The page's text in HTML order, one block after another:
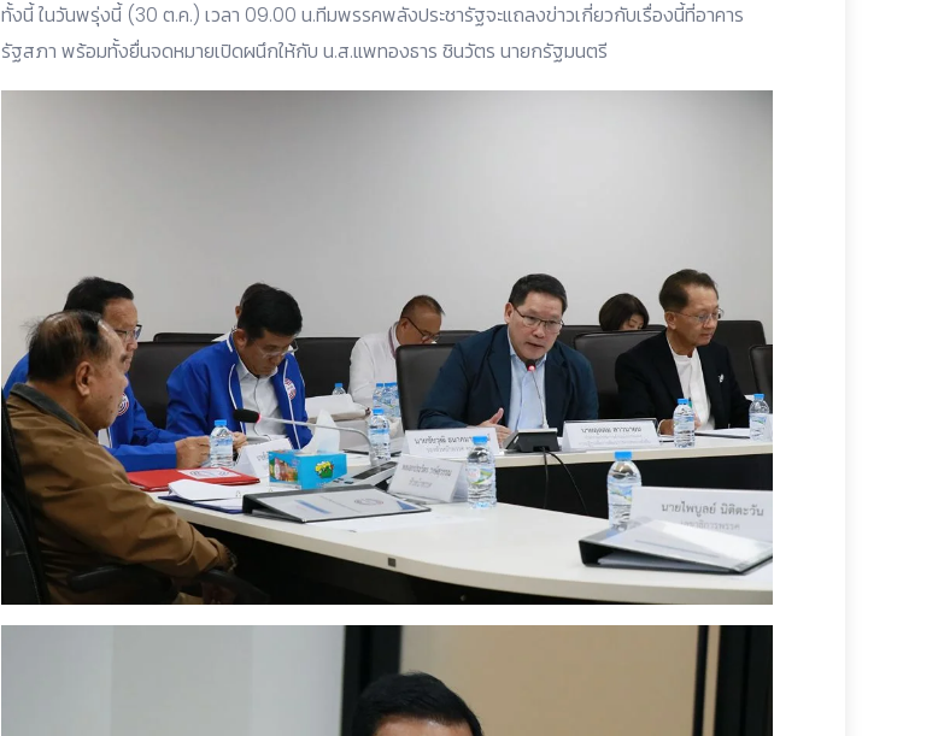
ทั้งนี้ ในวันพรุ่งนี้ (30 ต.ค.) เวลา 09.00 น.ทีมพรรคพลังประชารัฐจะแถลงข่าวเกี่ยวกับเรื่องนี้ที่อาคาร
รัฐสภา พร้อมทั้งยื่นจดหมายเปิดผนึกให้กับ น.ส.แพทองธาร ชินวัตร นายกรัฐมนตรี